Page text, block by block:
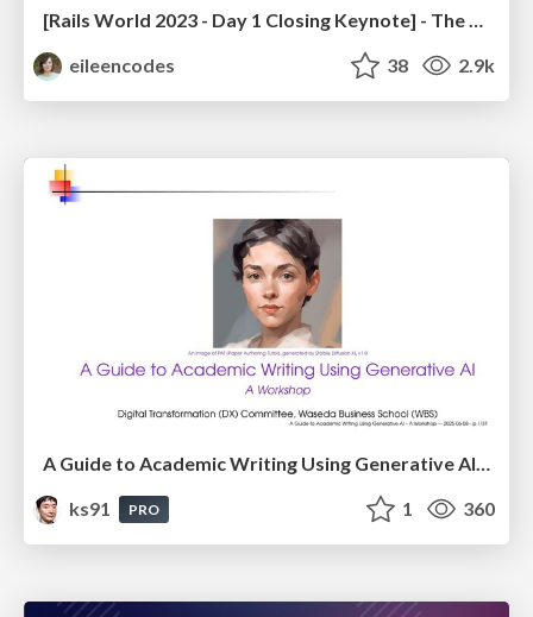
[Rails World 2023 - Day 1 Closing Keynote] - The Magic of Rails
eileencodes
38 2.9k
ks91
PRO 1 360